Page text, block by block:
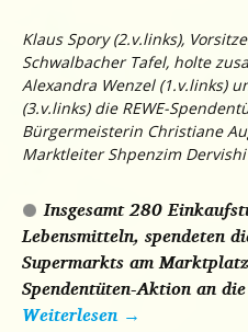
Klaus Spory (2.v.links),
Schwalbacher Tafel, holte
Alexandra Wenzel (1.v.links)
(3.v.links) die REWE-
Bürgermeisterin Christiane
Marktleiter Shpenzim
Insgesamt 280
Lebensmitteln, spendeten
Supermarkts am
Spendentüten-Aktion an
Weiterlesen →